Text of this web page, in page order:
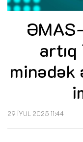
minədək
29 İYUL 2025 11:44